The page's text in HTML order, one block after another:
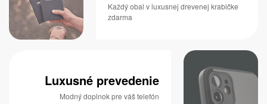
Každý obal v luxusnej drevenej krabičke
zdarma
Luxusné prevedenie
Modný doplnok pre váš telefón